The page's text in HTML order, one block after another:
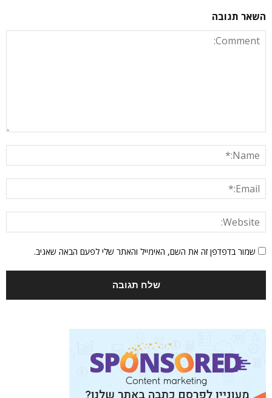
השאר תגובה
שמור בדפדפן זה את השם, האימייל והאתר שלי לפעם הבאה שאגיב.